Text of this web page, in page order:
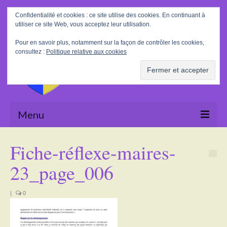
Rechercher
:
Menu
La Mairie
Le village
Fiche-réflexe-maires-
23_page_006
| 0
Confidentialité et cookies : ce site utilise des cookies. En continuant à
utiliser ce site Web, vous acceptez leur utilisation.
Pour en savoir plus, notamment sur la façon de contrôler les cookies,
consultez : Politique relative aux cookies